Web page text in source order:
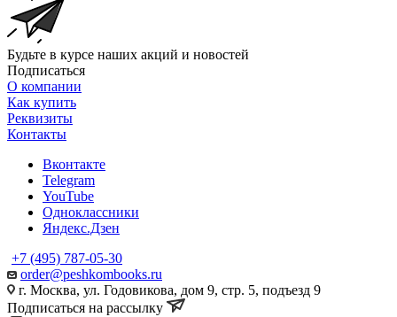
Будьте в курсе наших акций и новостей
Подписаться
О компании
Как купить
Реквизиты
Контакты
Вконтакте
Telegram
YouTube
Одноклассники
Яндекс.Дзен
+7 (495) 787-05-30
order@peshkombooks.ru
г. Москва, ул. Годовикова, дом 9, стр. 5, подъезд 9
Подписаться на рассылку